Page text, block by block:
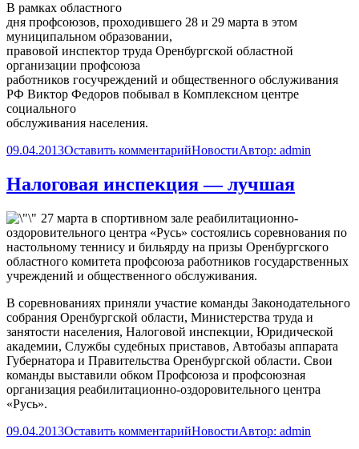
В рамках областного
дня профсоюзов, проходившего 28 и 29 марта в этом
муниципальном образовании,
правовой инспектор труда Оренбургской областной
организации профсоюза
работников госучреждений и общественного обслуживания
РФ Виктор Федоров побывал в Комплексном центре
социального
обслуживания населения.
09.04.2013Оставить комментарийНовостиАвтор: admin
Налоговая инспекция — лучшая
27 марта в спортивном зале реабилитационно-
оздоровительного центра «Русь» состоялись соревнования по
настольному теннису и бильярду на призы Оренбургского
областного комитета профсоюза работников государственных
учреждений и общественного обслуживания.
В соревнованиях приняли участие команды Законодательного
собрания Оренбургской области, Министерства труда и
занятости населения, Налоговой инспекции, Юридической
академии, Службы судебных приставов, Автобазы аппарата
Губернатора и Правительства Оренбургской области. Свои
команды выставили обком Профсоюза и профсоюзная
организация реабилитационно-оздоровительного центра
«Русь».
09.04.2013Оставить комментарийНовостиАвтор: admin